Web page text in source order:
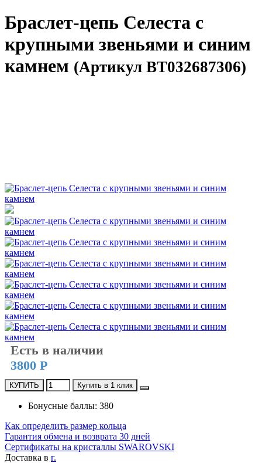
Браслет-цепь Селеста с
крупными звеньями и синим
камнем (Артикул BT032687306)
Есть в наличии
3800 Р
КУПИТЬ Купить в 1 клик
Бонусные баллы: 380
Как определить размер кольца
Гарантия обмена и возврата 30 дней
Сертификаты на кристаллы SWAROVSKI
Доставка в г.